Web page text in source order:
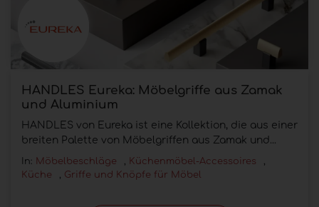
HANDLES Eureka: Möbelgriffe aus Zamak
und Aluminium
HANDLES von Eureka ist eine Kollektion, die aus einer
breiten Palette von Möbelgriffen aus Zamak und...
In: Möbelbeschläge , Küchenmöbel-Accessoires
,
Küche
, Griffe und Knöpfe für Möbel